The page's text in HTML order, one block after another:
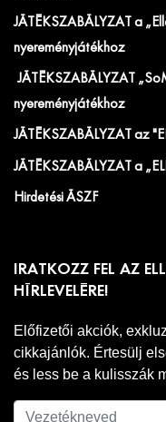
JÁTÉKSZABÁLYZAT a
nyereményjátékhoz
JÁTÉKSZABÁLYZAT
nyereményjátékhoz
JÁTÉKSZABÁLYZAT az
JÁTÉKSZABÁLYZAT a
Hirdetési ÁSZF
IRATKOZZ FEL AZ
HÍRLEVELÉRE!
Előfizetői akciók,
cikkajánlók. Értesülj
és less be a kulisszák